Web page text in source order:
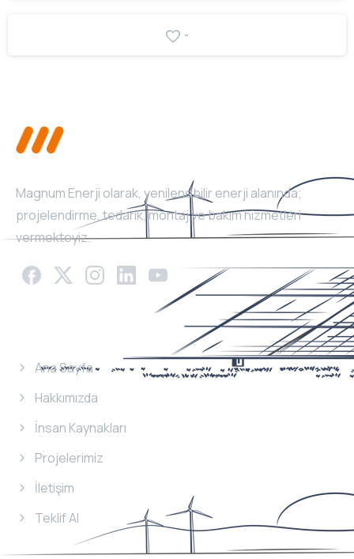
-
Magnum Enerji olarak, yenilenebilir enerji alanında;
projelendirme, tedarik, montaj ve bakım hizmetleri
vermekteyiz.
Ana Sayfa
Hakkımızda
İnsan Kaynakları
Projelerimiz
İletişim
Teklif Al